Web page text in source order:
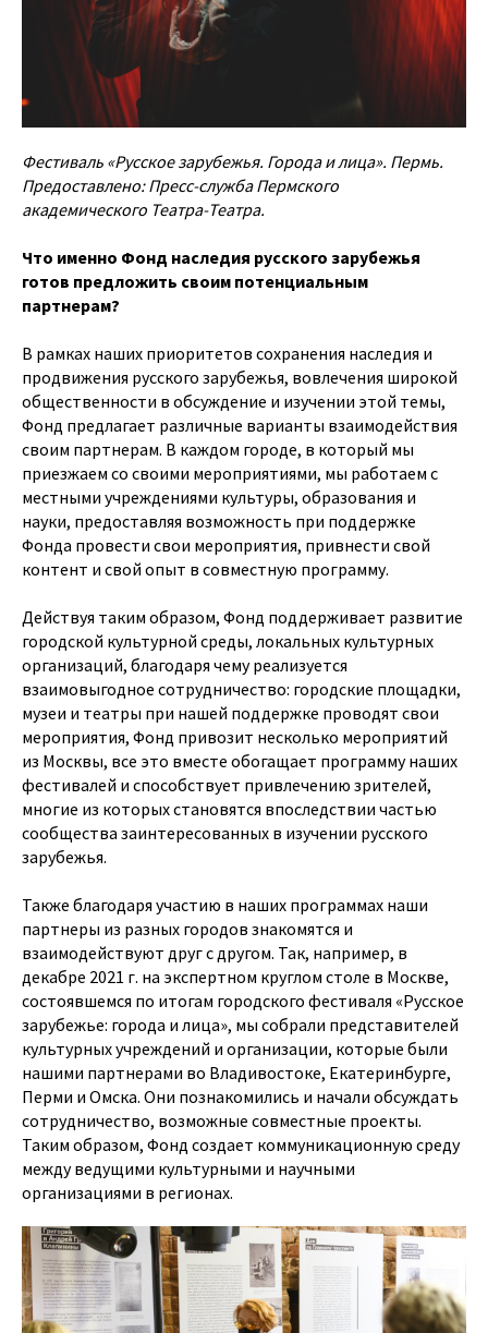
Фестиваль «Русское зарубежья. Города и лица». Пермь.
Предоставлено: Пресс-служба Пермского
академического Театра-Театра.
Что именно Фонд наследия русского зарубежья
готов предложить своим потенциальным
партнерам?
В рамках наших приоритетов сохранения наследия и
продвижения русского зарубежья, вовлечения широкой
общественности в обсуждение и изучении этой темы,
Фонд предлагает различные варианты взаимодействия
своим партнерам. В каждом городе, в который мы
приезжаем со своими мероприятиями, мы работаем с
местными учреждениями культуры, образования и
науки, предоставляя возможность при поддержке
Фонда провести свои мероприятия, привнести свой
контент и свой опыт в совместную программу.
Действуя таким образом, Фонд поддерживает развитие
городской культурной среды, локальных культурных
организаций, благодаря чему реализуется
взаимовыгодное сотрудничество: городские площадки,
музеи и театры при нашей поддержке проводят свои
мероприятия, Фонд привозит несколько мероприятий
из Москвы, все это вместе обогащает программу наших
фестивалей и способствует привлечению зрителей,
многие из которых становятся впоследствии частью
сообщества заинтересованных в изучении русского
зарубежья.
Также благодаря участию в наших программах наши
партнеры из разных городов знакомятся и
взаимодействуют друг с другом. Так, например, в
декабре 2021 г. на экспертном круглом столе в Москве,
состоявшемся по итогам городского фестиваля «Русское
зарубежье: города и лица», мы собрали представителей
культурных учреждений и организации, которые были
нашими партнерами во Владивостоке, Екатеринбурге,
Перми и Омска. Они познакомились и начали обсуждать
сотрудничество, возможные совместные проекты.
Таким образом, Фонд создает коммуникационную среду
между ведущими культурными и научными
организациями в регионах.